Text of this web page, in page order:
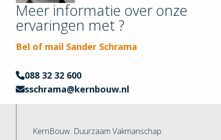
" loading="lazy"
alt="sander-
Meer informatie over onze
ervaringen met ?
Bel of mail Sander Schrama
088 32 32 600
sschrama@kernbouw.nl
KernBouw. Duurzaam Vakmanschap.